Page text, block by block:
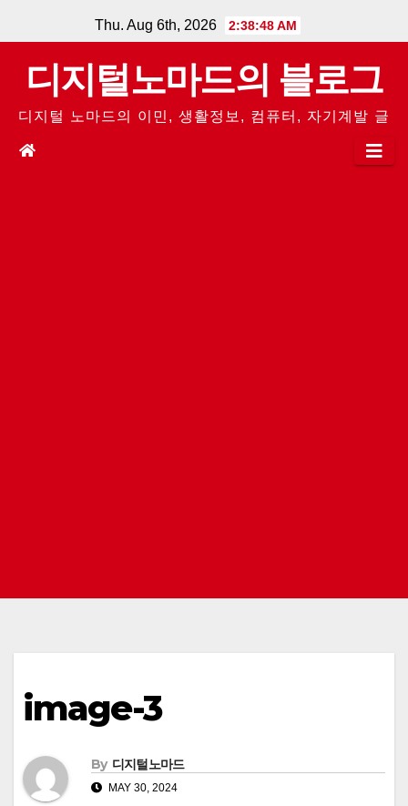
to
content
Thu. Aug 6th, 2026 2:38:48 AM
디지털노마드의 블로그
디지털 노마드의 이민, 생활정보, 컴퓨터, 자기계발 글
image-3
By 디지털노마드
MAY 30, 2024